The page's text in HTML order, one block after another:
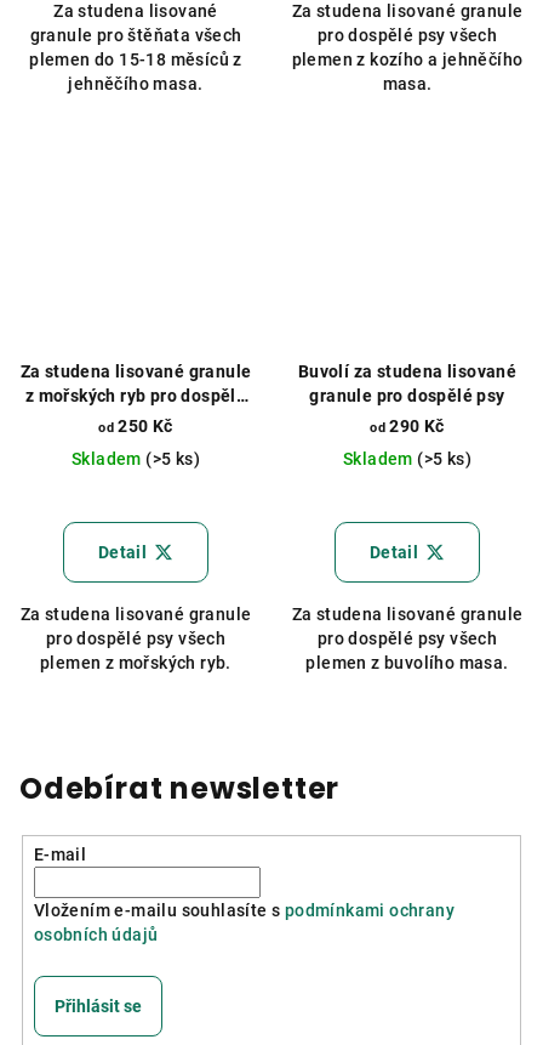
z
5
hvězdiček.
Za studena lisované
granule pro štěňata všech
plemen do 15-18 měsíců z
jehněčího masa.
z
5
hvězdiček.
Za studena lisované granule
pro dospělé psy všech
plemen z kozího a jehněčího
masa.
Za studena lisované granule
z mořských ryb pro dospělé
psy
od 250 Kč
Skladem (>5 ks)
hodnocení
produktu
z
5
hvězdiček.
Detail
Za studena lisované granule
pro dospělé psy všech
plemen z mořských ryb.
Buvolí za studena lisované
granule pro dospělé psy
od 290 Kč
Skladem (>5 ks)
hodnocení
produktu
z
5
hvězdiček.
Detail
Za studena lisované granule
pro dospělé psy všech
plemen z buvolího masa.
Odebírat newsletter
E-mail
Vložením e-mailu souhlasíte s podmínkami ochrany
osobních údajů
Přihlásit se